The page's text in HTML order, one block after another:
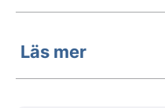
Läs mer